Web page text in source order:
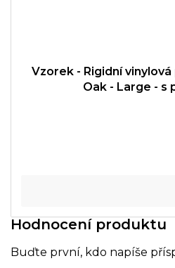
Vzorek - Rigidní
Oak - Large - s
Hodnocení produktu
Buďte první, kdo napíše